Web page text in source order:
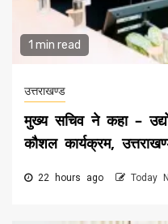
1 min read
उत्तराखण्ड
मुख्य सचिव ने कहा –
कौशल कार्यक्रम,
22 hours ago Today